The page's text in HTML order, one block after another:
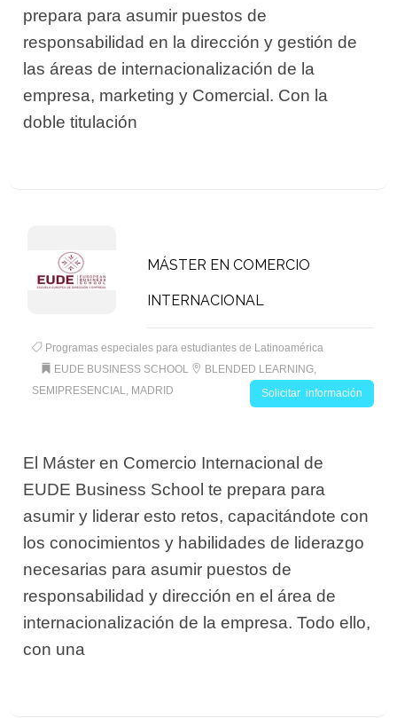
prepara para asumir puestos de
responsabilidad en la dirección y gestión de
las áreas de internacionalización de la
empresa, marketing y Comercial. Con la
doble titulación
MÁSTER EN COMERCIO
INTERNACIONAL
Programas especiales para estudiantes de Latinoamérica
EUDE BUSINESS SCHOOL
BLENDED LEARNING,
SEMIPRESENCIAL, MADRID
Solicitar información
El Máster en Comercio Internacional de
EUDE Business School te prepara para
asumir y liderar esto retos, capacitándote con
los conocimientos y habilidades de liderazgo
necesarias para asumir puestos de
responsabilidad y dirección en el área de
internacionalización de la empresa. Todo ello,
con una